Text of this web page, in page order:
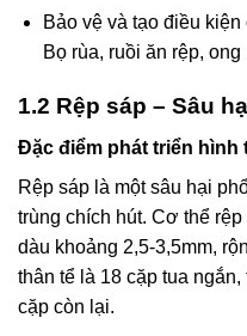
Bảo vệ và tạo điều
Bọ rùa, ruồi ăn rệp,
1.2 Rệp sáp – Sâu
Đặc điểm phát triển hình
Rệp sáp là một sâu hại
trùng chích hút. Cơ thể
dàu khoảng 2,5-3,5mm,
thân tể là 18 cặp tua
cặp còn lại.